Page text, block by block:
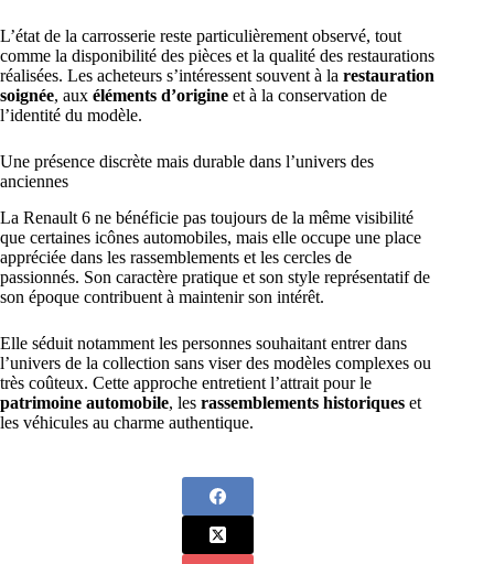
L’état de la carrosserie reste particulièrement observé, tout
comme la disponibilité des pièces et la qualité des restaurations
réalisées. Les acheteurs s’intéressent souvent à la restauration
soignée, aux éléments d’origine et à la conservation de
l’identité du modèle.
Une présence discrète mais durable dans l’univers des
anciennes
La Renault 6 ne bénéficie pas toujours de la même visibilité
que certaines icônes automobiles, mais elle occupe une place
appréciée dans les rassemblements et les cercles de
passionnés. Son caractère pratique et son style représentatif de
son époque contribuent à maintenir son intérêt.
Elle séduit notamment les personnes souhaitant entrer dans
l’univers de la collection sans viser des modèles complexes ou
très coûteux. Cette approche entretient l’attrait pour le
patrimoine automobile, les rassemblements historiques et
les véhicules au charme authentique.